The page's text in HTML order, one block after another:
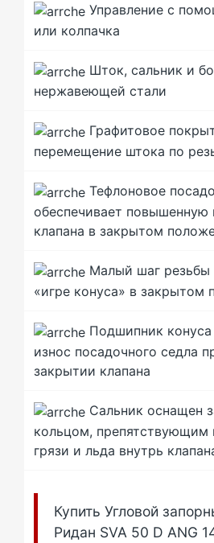
Управление с
или колпачка
Шток, сальник и
нержавеющей стали
Графитовое
перемещение штока по
Тефлоновое
обеспечивает повышенную
клапана в закрытом
Малый шаг резьбы
«игре конуса» в закрытом
Подшипник
износ посадочного седла
закрытии клапана
Сальник оснащен
кольцом, препятствующим
грязи и льда внутрь
Купить Угловой
Ридан SVA 50 D ANG